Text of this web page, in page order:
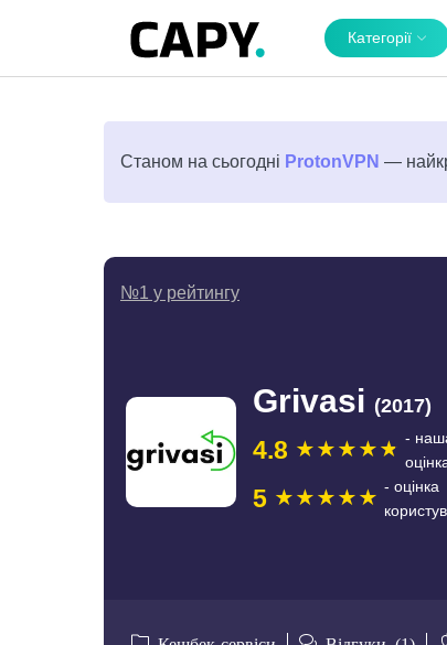
Категорії
Станом на сьогодні ProtonVPN —
№1 у рейтингу
Grivasi (2017)
4.8
-
5
- оцінка